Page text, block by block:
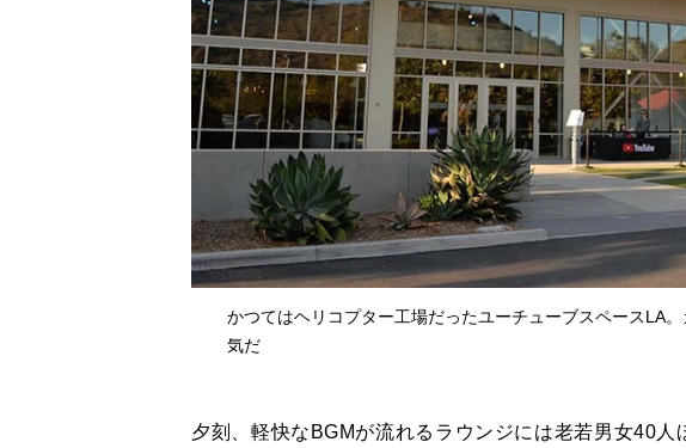
かつてはヘリコプター工場だったユーチューブスペースLA
気だ
夕刻、軽快なBGMが流れるラウンジには老若男女40